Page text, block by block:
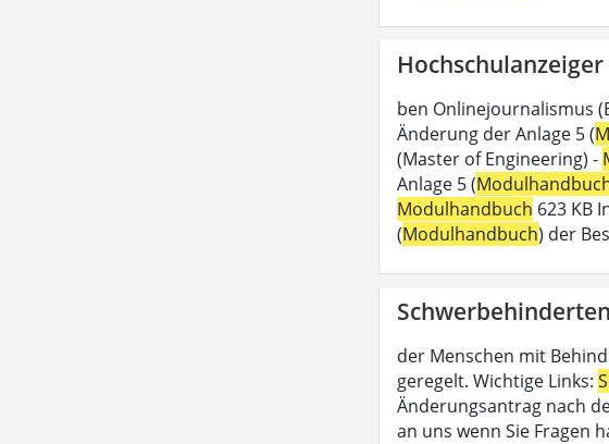
Hochschulanzeiger
ben Onlinejournalismus
Änderung der Anlage 5 (
(Master of Engineering) -
Anlage 5 (
Modulhandbuch 623 KB
(Modulhandbuch) der
der Menschen mit
geregelt. Wichtige Links:
Änderungsantrag nach
an uns wenn Sie Fragen